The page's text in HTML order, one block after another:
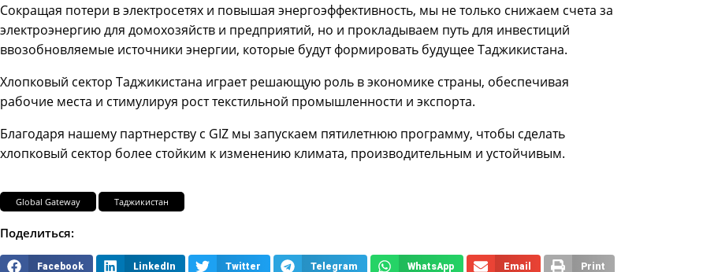
Сокращая потери в электросетях и повышая энергоэффективность, мы не только снижаем счета за
электроэнергию для домохозяйств и предприятий, но и прокладываем путь для инвестиций
ввозобновляемые источники энергии, которые будут формировать будущее Таджикистана.
Хлопковый сектор Таджикистана играет решающую роль в экономике страны, обеспечивая
рабочие места и стимулируя рост текстильной промышленности и экспорта.
Благодаря нашему партнерству с GIZ мы запускаем пятилетнюю программу, чтобы сделать
хлопковый сектор более стойким к изменению климата, производительным и устойчивым.
Global Gateway Таджикистан
Поделиться:
Facebook LinkedIn Twitter Telegram WhatsApp Email Print